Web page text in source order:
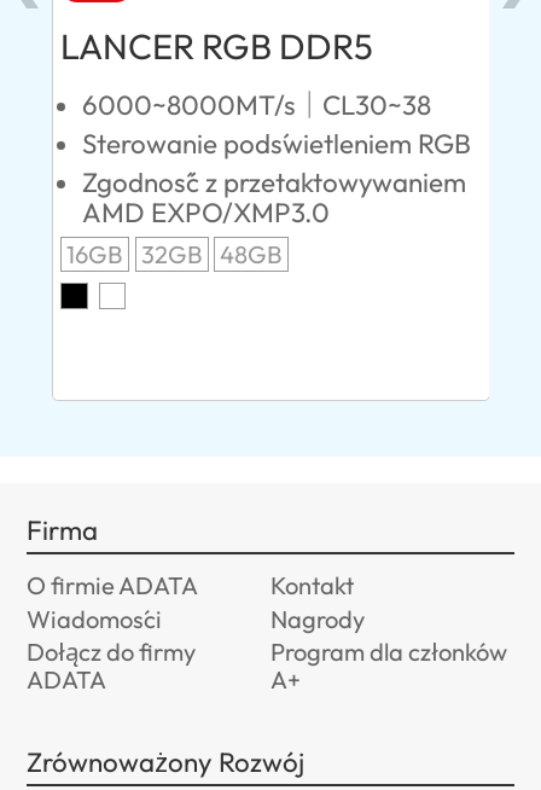
LANCER RGB DDR5
6000~8000MT/s｜CL30~38
Sterowanie podświetleniem RGB
Zgodność z przetaktowywaniem
AMD EXPO/XMP3.0
16GB 32GB 48GB
Firma
O firmie ADATA
Kontakt
Wiadomości
Nagrody
Dołącz do firmy
ADATA
Program dla członków
A+
Zrównoważony Rozwój